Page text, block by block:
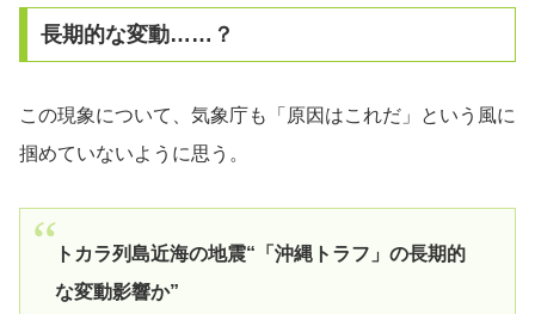
長期的な変動……？
この現象について、気象庁も「原因はこれだ」という風に
掴めていないように思う。
トカラ列島近海の地震“「沖縄トラフ」の長期的
な変動影響か”